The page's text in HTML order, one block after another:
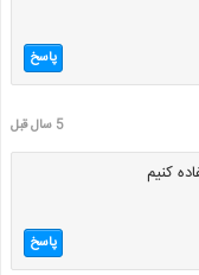
پاسخ
5 سال قبل
کنیم
پاسخ